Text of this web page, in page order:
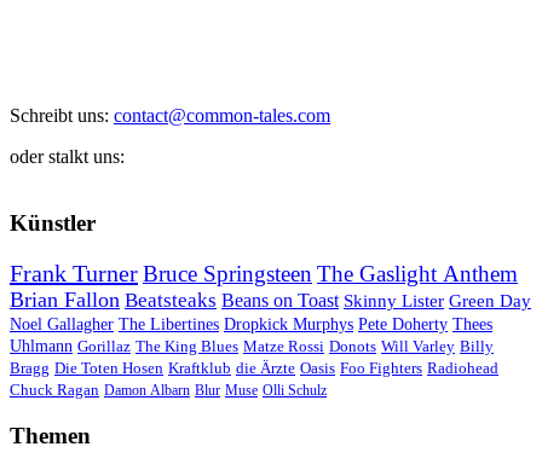
Schreibt uns: contact@common-tales.com
oder stalkt uns:
Künstler
Frank TurnerBruce Springsteen The Gaslight Anthem
Brian Fallon Beatsteaks Beans on Toast Skinny Lister Green Day
Noel Gallagher The Libertines Dropkick Murphys Pete Doherty Thees
Uhlmann Gorillaz The King Blues Matze Rossi Donots Will Varley Billy
Bragg Die Toten Hosen Kraftklub die Ärzte Oasis Foo Fighters Radiohead
Chuck Ragan Damon Albarn Blur Muse Olli Schulz
Themen